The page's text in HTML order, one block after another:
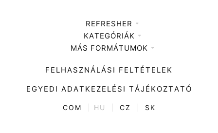
REFRESHER
Médiaajánlat
KATEGÓRIÁK
Zene
Divat
Kultúra
ENTR
MÁS FORMÁTUMOK
FELHASZNÁLÁSI FELTÉTELEK
EGYEDI ADATKEZELÉSI TÁJÉKOZTATÓ
COM HU CZ SK